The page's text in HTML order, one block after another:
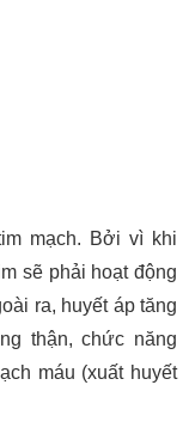
mạch. Bởi vì khi
sẽ phải hoạt động
ra, huyết áp tăng
thận, chức năng
máu (xuất huyết